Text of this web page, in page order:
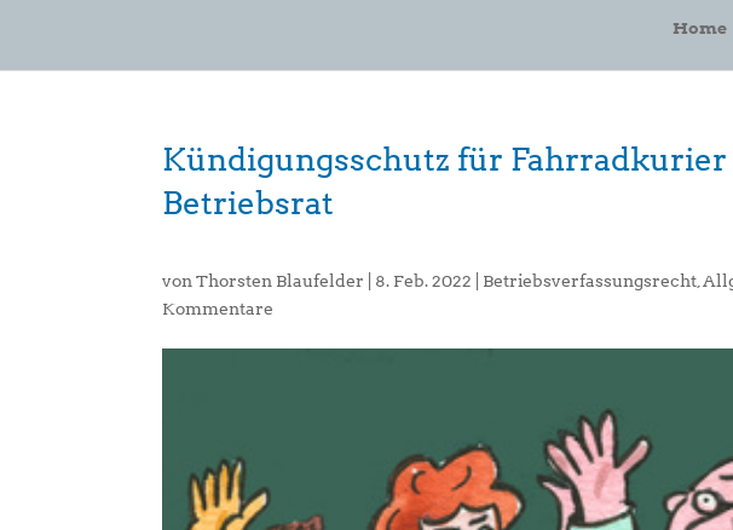
Home
Kündigungsschutz für
Betriebsrat
vonThorsten Blaufelder 8. Feb. 2022 Betriebsverfassungsrecht
Kommentare